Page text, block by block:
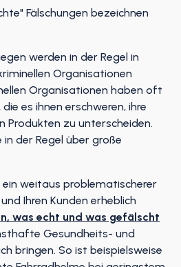
sind und nicht die Kriterien
Fälschungen bezeichnen
werden in der Regel in
Organisationen
Organisationen haben oft
es ihnen erschweren, ihre
Produkten zu unterscheiden.
der Regel über große
weitaus problematischerer
und Ihren Kunden erheblich
was echt und was gefälscht
Gesundheits- und
bringen. So ist beispielsweise